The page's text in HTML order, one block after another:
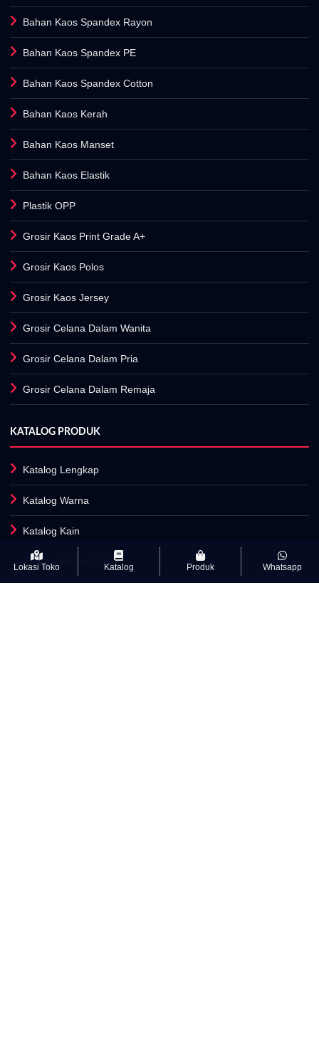
Bahan Kaos Spandex Rayon
Bahan Kaos Spandex PE
Bahan Kaos Spandex Cotton
Bahan Kaos Kerah
Bahan Kaos Manset
Bahan Kaos Elastik
Plastik OPP
Grosir Kaos Print Grade A+
Grosir Kaos Polos
Grosir Kaos Jersey
Grosir Celana Dalam Wanita
Grosir Celana Dalam Pria
Grosir Celana Dalam Remaja
KATALOG PRODUK
Katalog Lengkap
Katalog Warna
Katalog Kain
Katalog Plastik OPP
Lokasi Toko Katalog Produk Whatsapp